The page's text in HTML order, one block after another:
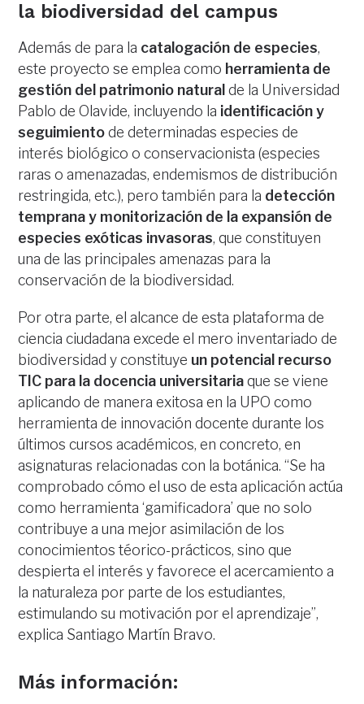
la biodiversidad del campus
Además de para la catalogación de especies,
este proyecto se emplea como herramienta de
gestión del patrimonio natural de la Universidad
Pablo de Olavide, incluyendo la identificación y
seguimientode determinadas especies de
interés biológico o conservacionista (especies
raras o amenazadas, endemismos de distribución
restringida, etc.), pero también para la detección
temprana y monitorización de la expansión de
especies exóticas invasoras, que constituyen
una de las principales amenazas para la
conservación de la biodiversidad.
Por otra parte, el alcance de esta plataforma de
ciencia ciudadana excede el mero inventariado de
biodiversidad y constituye un potencial recurso
TIC para la docencia universitariaque se viene
aplicando de manera exitosa en la UPO como
herramienta de innovación docente durante los
últimos cursos académicos, en concreto, en
asignaturas relacionadas con la botánica. “Se ha
comprobado cómo el uso de esta aplicación actúa
como herramienta ‘gamificadora’ que no solo
contribuye a una mejor asimilación de los
conocimientos téorico-prácticos, sino que
despierta el interés y favorece el acercamiento a
la naturaleza por parte de los estudiantes,
estimulando su motivación por el aprendizaje”,
explica Santiago Martín Bravo.
Más información: